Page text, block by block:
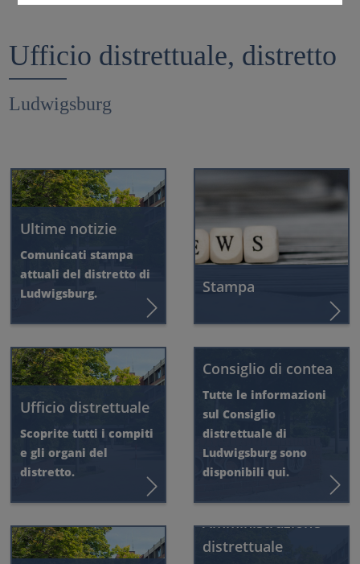
Ufficio distrettuale, distretto
Ludwigsburg
Ultime notizie
Comunicati stampa
attuali del distretto di
Ludwigsburg.
Stampa
Ufficio distrettuale
Scoprite tutti i compiti
e gli organi del
distretto.
Consiglio di contea
Tutte le informazioni
sul Consiglio
distrettuale di
Ludwigsburg sono
disponibili qui.
Amministrazione
distrettuale